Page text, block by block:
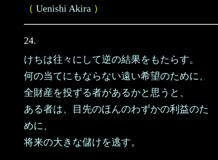
（ Uenishi Akira ）
24.
けちは往々にして逆の結果をもたらす。
何の当てにもならない遠い希望のために、
全財産を投ずる者があるかと思うと、
ある者は、目先のほんのわずかの利益のた
めに、
将来の大きな儲けを逃す。